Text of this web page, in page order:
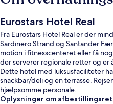
Eurostars Hotel Real
Fra Eurostars Hotel Real er der
Sardinero Strand og Santander
motion i fitnesscenteret eller få
der serverer regionale retter og er
Dette hotel med luksusfaciliteter
snackbar/deli og en terrasse.
hjælpsomme personale.
Oplysninger om